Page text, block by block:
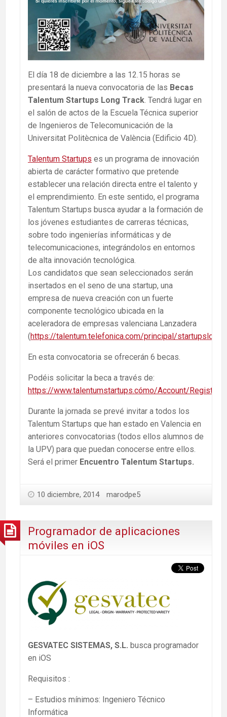
El día 18 de diciembre a las 12.15 horas se
presentará la nueva convocatoria de las Becas
Talentum Startups Long Track . Tendrá lugar en
el salón de actos de la Escuela Técnica superior
de Ingenieros de Telecomunicación de la
Universitat Politècnica de València (Edificio 4D).
Talentum Startups es un programa de innovación
abierta de carácter formativo que pretende
establecer una relación directa entre el talento y
el emprendimiento. En este sentido, el programa
Talentum Startups busca ayudar a la formación de
los jóvenes estudiantes de carreras técnicas,
sobre todo ingenierías informáticas y de
telecomunicaciones, integrándolos en entornos
de alta innovación tecnológica.
Los candidatos que sean seleccionados serán
insertados en el seno de una startup, una
empresa de nueva creación con un fuerte
componente tecnológico ubicada en la
aceleradora de empresas valenciana Lanzadera
(https://talentum.telefonica.com/principal/startupslong
En esta convocatoria se ofrecerán 6 becas.
Podéis solicitar la beca a través de:
https://www.talentumstartups.cómo/Account/
Durante la jornada se prevé invitar a todos los
Talentum Startups que han estado en Valencia en
anteriores convocatorias (todos ellos alumnos de
la UPV) para que puedan conocerse entre ellos.
Será el primer Encuentro Talentum Startups.
10 diciembre, 2014 marodpe5
Programador de aplicaciones
móviles en iOS
GESVATEC SISTEMAS, S.L. busca programador
en iOS
Requisitos :
– Estudios mínimos: Ingeniero Técnico
Informática